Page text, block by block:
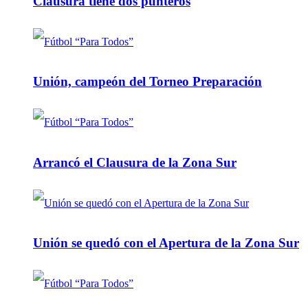
Unión, campeón del Torneo Preparación
Arrancó el Clausura de la Zona Sur
Unión se quedó con el Apertura de la Zona Sur